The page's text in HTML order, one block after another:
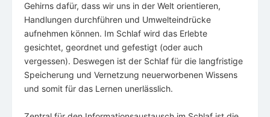
Gehirns dafür, dass wir uns in der Welt orientieren,
Handlungen durchführen und Umwelteindrücke
aufnehmen können. Im Schlaf wird das Erlebte
gesichtet, geordnet und gefestigt (oder auch
vergessen). Deswegen ist der Schlaf für die langfristige
Speicherung und Vernetzung neuerworbenen Wissens
und somit für das Lernen unerlässlich.